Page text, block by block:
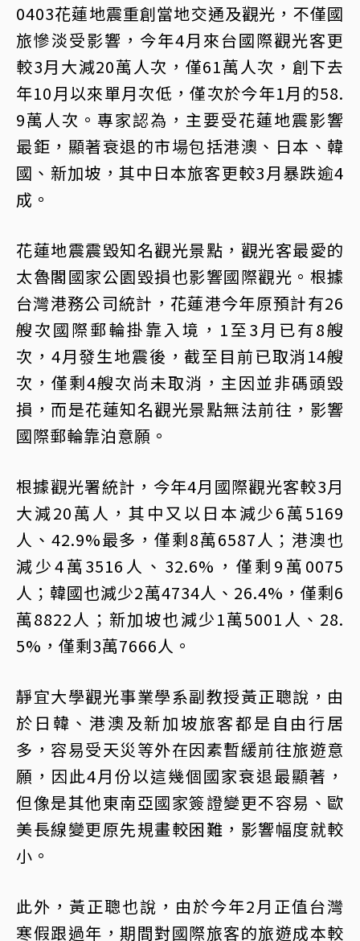
0403花蓮地震重創當地交通及觀光，不僅國
旅慘淡受影響，今年4月來台國際觀光客更
較3月大減20萬人次，僅61萬人次，創下去
年10月以來單月次低，僅次於今年1月的58.
9萬人次。專家認為，主要受花蓮地震影響
最鉅，顯著衰退的市場包括港澳、日本、韓
國、新加坡，其中日本旅客更較3月暴跌逾4
成。
花蓮地震震毀知名觀光景點，觀光客最愛的
太魯閣國家公園毀損也影響國際觀光。根據
台灣港務公司統計，花蓮港今年原預計有26
艘次國際郵輪掛靠入境，1至3月已有8艘
次，4月發生地震後，截至目前已取消14艘
次，僅剩4艘次尚未取消，主因並非碼頭毀
損，而是花蓮知名觀光景點無法前往，影響
國際郵輪靠泊意願。
根據觀光署統計，今年4月國際觀光客較3月
大減20萬人，其中又以日本減少6萬5169
人、42.9%最多，僅剩8萬6587人；港澳也
減少4萬3516人、32.6%，僅剩9萬0075
人；韓國也減少2萬4734人、26.4%，僅剩6
萬8822人；新加坡也減少1萬5001人、28.
5%，僅剩3萬7666人。
靜宜大學觀光事業學系副教授黃正聰說，由
於日韓、港澳及新加坡旅客都是自由行居
多，容易受天災等外在因素暫緩前往旅遊意
願，因此4月份以這幾個國家衰退最顯著，
但像是其他東南亞國家簽證變更不容易、歐
美長線變更原先規畫較困難，影響幅度就較
小。
此外，黃正聰也說，由於今年2月正值台灣
寒假跟過年，期間對國際旅客的旅遊成本較